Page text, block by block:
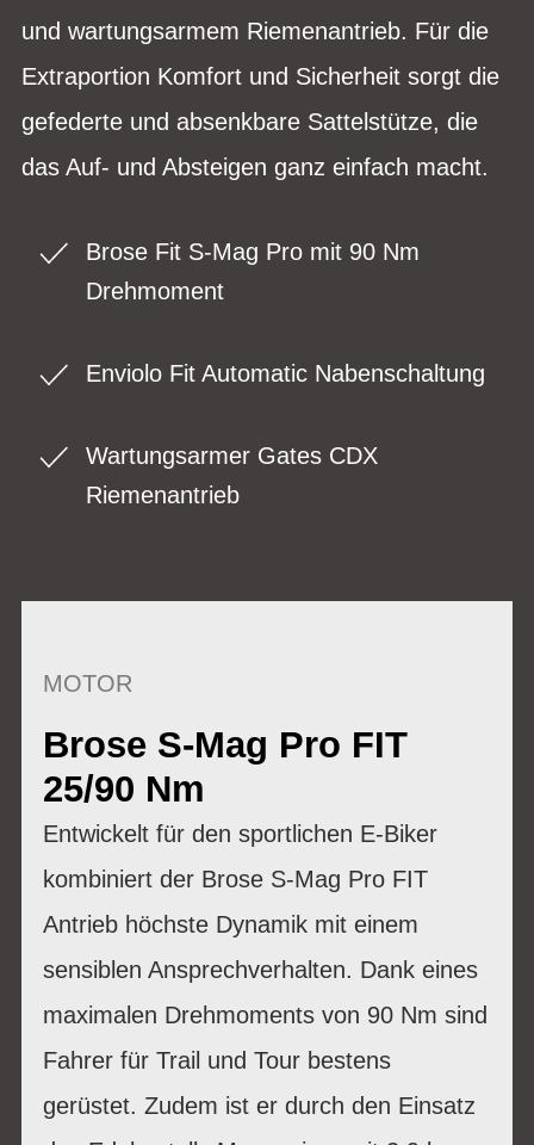
und wartungsarmem Riemenantrieb. Für die
Extraportion Komfort und Sicherheit sorgt die
gefederte und absenkbare Sattelstütze, die
das Auf- und Absteigen ganz einfach macht.
Brose Fit S-Mag Pro mit 90 Nm
Drehmoment
Enviolo Fit Automatic Nabenschaltung
Wartungsarmer Gates CDX
Riemenantrieb
MOTOR
Brose S-Mag Pro FIT
25/90 Nm
Entwickelt für den sportlichen E-Biker
kombiniert der Brose S-Mag Pro FIT
Antrieb höchste Dynamik mit einem
sensiblen Ansprechverhalten. Dank eines
maximalen Drehmoments von 90 Nm sind
Fahrer für Trail und Tour bestens
gerüstet. Zudem ist er durch den Einsatz